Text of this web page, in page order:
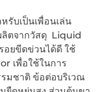
รับเป็นเพื่อนเล่น
ลิตจากวัสดุ Liquid
อยขีดข่วนได้ดี ใช้
เพื่อใช้ในการ
มชาติ ข้อต่อบริเวณ